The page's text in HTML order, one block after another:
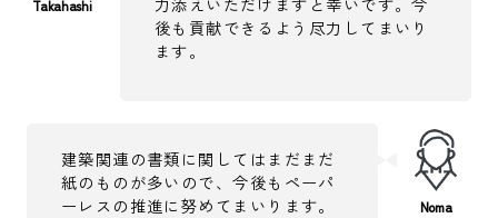
後も貢献できるよう尽力してまいり
ます。
建築関連の書類に関してはまだまだ
紙のものが多いので、今後もペーパ
ーレスの推進に努めてまいります。